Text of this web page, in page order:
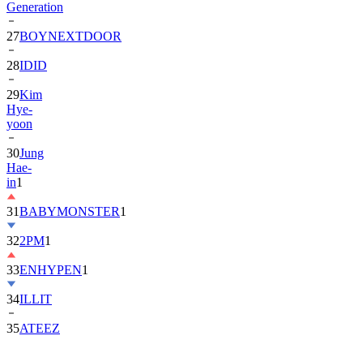
Generation
27BOYNEXTDOOR
28IDID
29Kim
Hye-
yoon
30Jung
Hae-
in1
31BABYMONSTER1
322PM1
33ENHYPEN1
34ILLIT
35ATEEZ